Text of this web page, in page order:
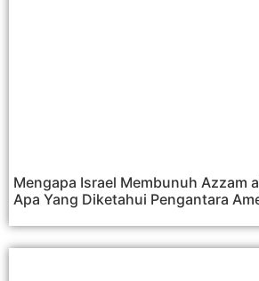
Mengapa Israel Membunuh Azzam
Apa Yang Diketahui Pengantara